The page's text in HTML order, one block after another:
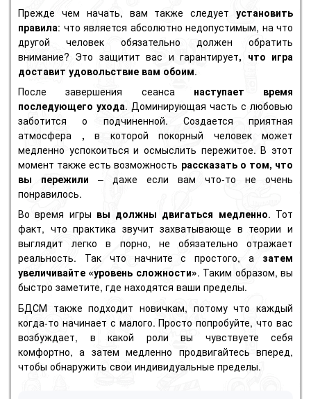
Прежде чем начать, вам также следует установить
правила: что является абсолютно недопустимым, на что
другой человек обязательно должен обратить
внимание? Это защитит вас и гарантирует, что игра
доставит удовольствие вам обоим.
После завершения сеанса наступает время
последующего ухода. Доминирующая часть с любовью
заботится о подчиненной. Создается приятная
атмосфера , в которой покорный человек может
медленно успокоиться и осмыслить пережитое. В этот
момент также есть возможность рассказать о том, что
вы пережили – даже если вам что-то не очень
понравилось.
Во время игры вы должны двигаться медленно. Тот
факт, что практика звучит захватывающе в теории и
выглядит легко в порно, не обязательно отражает
реальность. Так что начните с простого, а затем
увеличивайте «уровень сложности». Таким образом, вы
быстро заметите, где находятся ваши пределы.
БДСМ также подходит новичкам, потому что каждый
когда-то начинает с малого. Просто попробуйте, что вас
возбуждает, в какой роли вы чувствуете себя
комфортно, а затем медленно продвигайтесь вперед,
чтобы обнаружить свои индивидуальные пределы.